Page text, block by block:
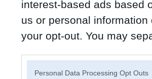
interest-based ads based
us or personal
your opt-out. You may
Personal Data Processing Opt Outs